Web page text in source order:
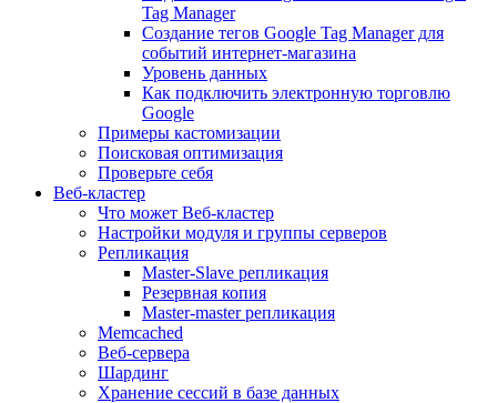
Tag Manager
Создание тегов Google Tag Manager для
событий интернет-магазина
Уровень данных
Как подключить электронную торговлю
Google
Примеры кастомизации
Поисковая оптимизация
Проверьте себя
Веб-кластер
Что может Веб-кластер
Настройки модуля и группы серверов
Репликация
Master-Slave репликация
Резервная копия
Master-master репликация
Memcached
Веб-сервера
Шардинг
Хранение сессий в базе данных